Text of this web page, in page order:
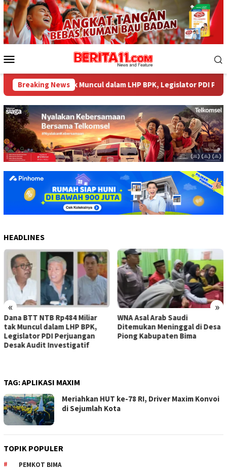
Loncat
ke
konten
Mobile
Breaking News
Miliar tak Muncul dalam LHP BPK, Legislator PDI
HEADLINES
« »
WNA Asal Arab Saudi
Ditemukan Meninggal di Desa
Piong Kabupaten Bima
Sejumlah Pekerja Dapur MBG
di Kabupaten Bima Dilaporkan
Positif Hepatitis, Puskesmas
TAG:APLIKASI MAXIM
Meriahkan HUT ke-78 RI, Driver Maxim Konvoi
di Sejumlah Kota
TOPIK POPULER
PEMKOT BIMA